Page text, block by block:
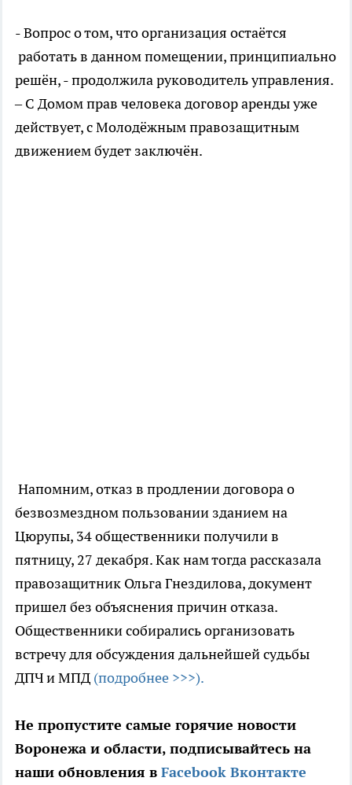
- Вопрос о том, что организация остаётся
работать в данном помещении, принципиально
решён, - продолжила руководитель управления.
– С Домом прав человека договор аренды уже
действует, с Молодёжным правозащитным
движением будет заключён.
Напомним, отказ в продлении договора о
безвозмездном пользовании зданием на
Цюрупы, 34 общественники получили в
пятницу, 27 декабря. Как нам тогда рассказала
правозащитник Ольга Гнездилова, документ
пришел без объяснения причин отказа.
Общественники собирались организовать
встречу для обсуждения дальнейшей судьбы
ДПЧ и МПД (подробнее >>>).
Не пропустите самые горячие новости
Воронежа и области, подписывайтесь на
наши обновления в Facebook Вконтакте